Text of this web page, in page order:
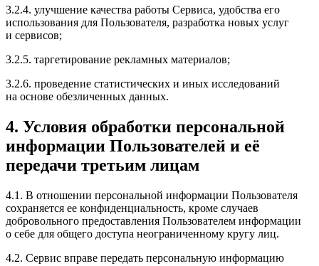
3.2.4. улучшение качества работы Сервиса, удобства его
использования для Пользователя, разработка новых услуг
и сервисов;
3.2.5. таргетирование рекламных материалов;
3.2.6. проведение статистических и иных исследований
на основе обезличенных данных.
4. Условия обработки персональной
информации Пользователей и её
передачи третьим лицам
4.1. В отношении персональной информации Пользователя
сохраняется ее конфиденциальность, кроме случаев
добровольного предоставления Пользователем информации
о себе для общего доступа неограниченному кругу лиц.
4.2. Сервис вправе передать персональную информацию